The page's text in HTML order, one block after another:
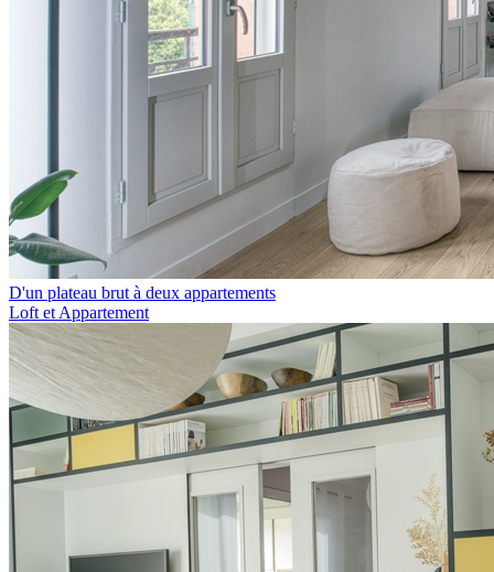
D'un plateau brut à deux appartements
Loft et Appartement